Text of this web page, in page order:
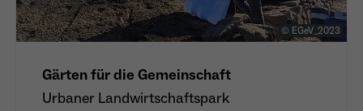
© EGeV_2023
Gärten für die Gemeinschaft
Urbaner Landwirtschaftspark